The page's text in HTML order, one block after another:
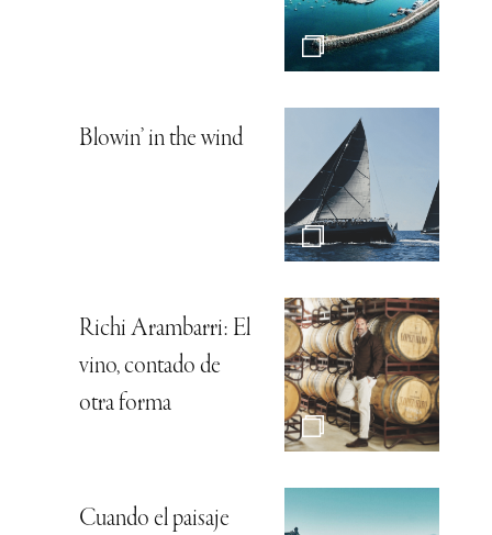
Blowin’ in the wind
Richi Arambarri: El
vino, contado de
otra forma
Cuando el paisaje